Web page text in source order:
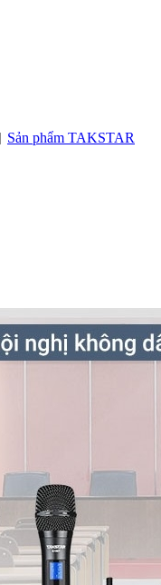
Sản phẩm TAKSTAR